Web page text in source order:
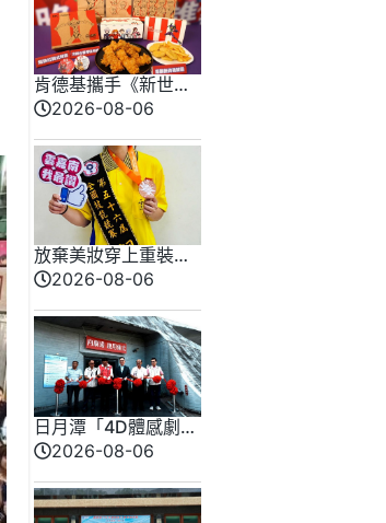
肯德基攜手《新世紀
福音戰士》8/11霸脆
食品牌！
2026-08-06
放棄美妝穿上重裝！
勞動部南分署16歲女
牌
2026-08-06
日月潭「4D體感劇
場」震撼登場 日管處
智慧觀光新體驗
2026-08-06